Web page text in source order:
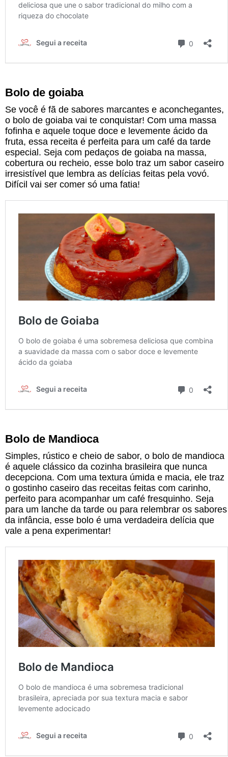
Bolo de goiaba
Se você é fã de sabores marcantes e aconchegantes,
o bolo de goiaba vai te conquistar! Com uma massa
fofinha e aquele toque doce e levemente ácido da
fruta, essa receita é perfeita para um café da tarde
especial. Seja com pedaços de goiaba na massa,
cobertura ou recheio, esse bolo traz um sabor caseiro
irresistível que lembra as delícias feitas pela vovó.
Difícil vai ser comer só uma fatia!
Bolo de Mandioca
Simples, rústico e cheio de sabor, o bolo de mandioca
é aquele clássico da cozinha brasileira que nunca
decepciona. Com uma textura úmida e macia, ele traz
o gostinho caseiro das receitas feitas com carinho,
perfeito para acompanhar um café fresquinho. Seja
para um lanche da tarde ou para relembrar os sabores
da infância, esse bolo é uma verdadeira delícia que
vale a pena experimentar!